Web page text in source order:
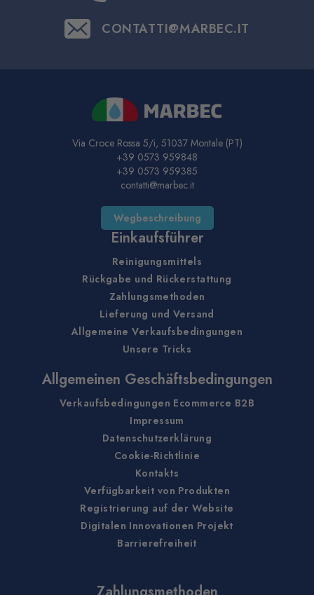
CONTATTI@MARBEC.IT
Via Croce Rossa 5/i, 51037 Montale (PT)
+39 0573 959848
+39 0573 959385
contatti@marbec.it
Wegbeschreibung
Einkaufsführer
Reinigungsmittels
Rückgabe und Rückerstattung
Zahlungsmethoden
Lieferung und Versand
Allgemeine Verkaufsbedingungen
Unsere Tricks
Allgemeinen Geschäftsbedingungen
Verkaufsbedingungen Ecommerce B2B
Impressum
Datenschutzerklärung
Cookie-Richtlinie
Kontakts
Verfügbarkeit von Produkten
Registrierung auf der Website
Digitalen Innovationen Projekt
Barrierefreiheit